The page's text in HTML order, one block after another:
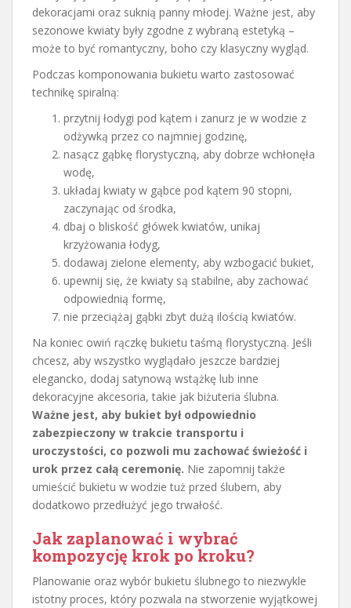
dekoracjami oraz suknią panny młodej. Ważne jest, aby
sezonowe kwiaty były zgodne z wybraną estetyką –
może to być romantyczny, boho czy klasyczny wygląd.
Podczas komponowania bukietu warto zastosować
technikę spiralną:
przytnij łodygi pod kątem i zanurz je w wodzie z
odżywką przez co najmniej godzinę,
nasącz gąbkę florystyczną, aby dobrze wchłonęła
wodę,
układaj kwiaty w gąbce pod kątem 90 stopni,
zaczynając od środka,
dbaj o bliskość główek kwiatów, unikaj
krzyżowania łodyg,
dodawaj zielone elementy, aby wzbogacić bukiet,
upewnij się, że kwiaty są stabilne, aby zachować
odpowiednią formę,
nie przeciążaj gąbki zbyt dużą ilością kwiatów.
Na koniec owiń rączkę bukietu taśmą florystyczną. Jeśli
chcesz, aby wszystko wyglądało jeszcze bardziej
elegancko, dodaj satynową wstążkę lub inne
dekoracyjne akcesoria, takie jak biżuteria ślubna.
Ważne jest, aby bukiet był odpowiednio
zabezpieczony w trakcie transportu i
uroczystości, co pozwoli mu zachować świeżość i
urok przez całą ceremonię. Nie zapomnij także
umieścić bukietu w wodzie tuż przed ślubem, aby
dodatkowo przedłużyć jego trwałość.
Jak zaplanować i wybrać
kompozycję krok po kroku?
Planowanie oraz wybór bukietu ślubnego to niezwykle
istotny proces, który pozwala na stworzenie wyjątkowej